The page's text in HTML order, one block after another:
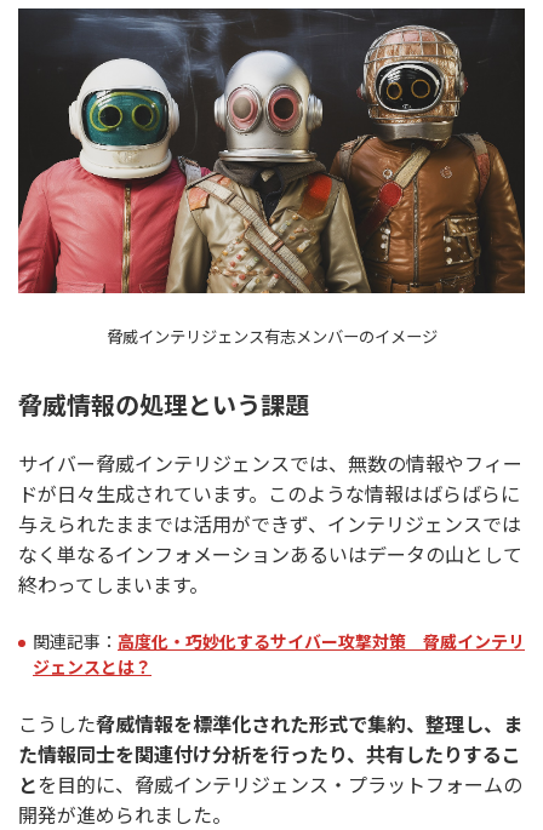
脅威インテリジェンス有志メンバーのイメージ
脅威情報の処理という課題
サイバー脅威インテリジェンスでは、無数の情報やフィー
ドが日々生成されています。このような情報はばらばらに
与えられたままでは活用ができず、インテリジェンスでは
なく単なるインフォメーションあるいはデータの山として
終わってしまいます。
関連記事： 高度化・巧妙化するサイバー攻撃対策 脅威インテリ
ジェンスとは？
こうした脅威情報を標準化された形式で集約、整理し、ま
た情報同士を関連付け分析を行ったり、共有したりするこ
とを目的に、脅威インテリジェンス・プラットフォームの
開発が進められました。